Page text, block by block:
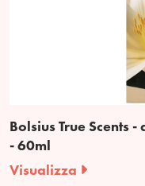
Bolsius True Scents
- 60ml
Visualizza